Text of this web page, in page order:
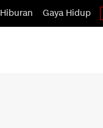
Hiburan Gaya Hidup